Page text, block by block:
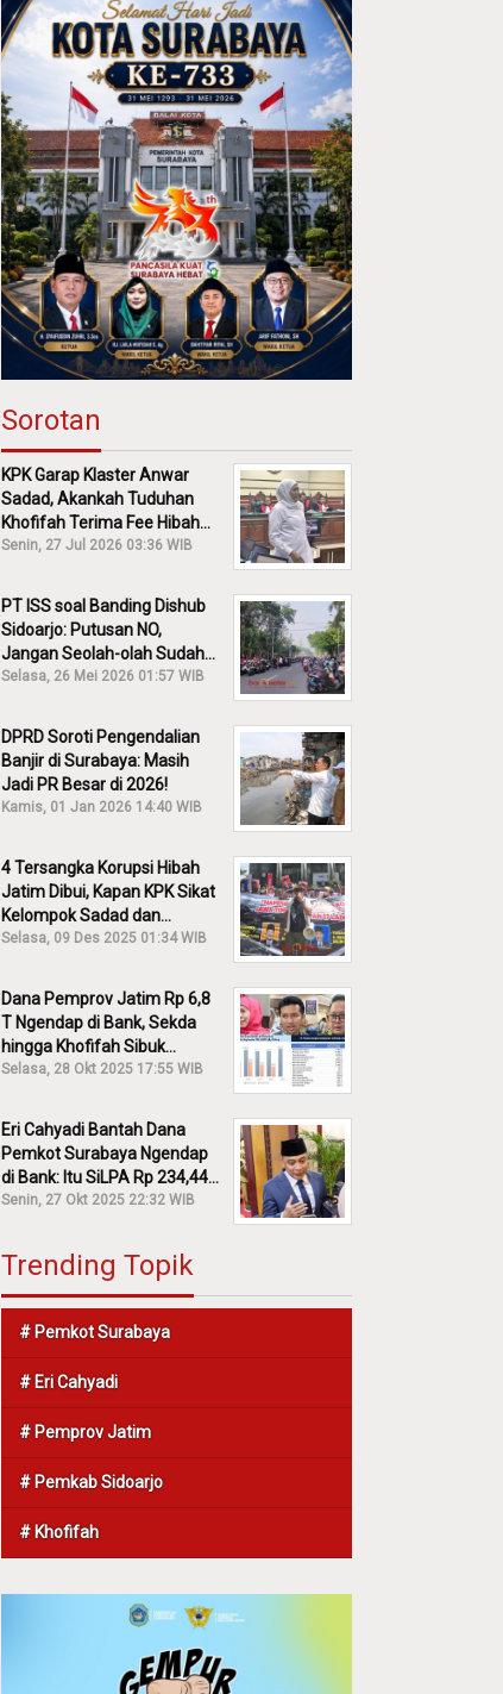
Sorotan
KPK Garap Klaster Anwar
Sadad, Akankah Tuduhan
Khofifah Terima Fee Hibah
30% Diusut?
Senin, 27 Jul 2026 03:36 WIB
PT ISS soal Banding Dishub
Sidoarjo: Putusan NO,
Jangan Seolah-olah Sudah
Menang!
Selasa, 26 Mei 2026 01:57 WIB
DPRD Soroti Pengendalian
Banjir di Surabaya: Masih
Jadi PR Besar di 2026!
Kamis, 01 Jan 2026 14:40 WIB
4 Tersangka Korupsi Hibah
Jatim Dibui, Kapan KPK Sikat
Kelompok Sadad dan
Iskandar?
Selasa, 09 Des 2025 01:34 WIB
Dana Pemprov Jatim Rp 6,8
T Ngendap di Bank, Sekda
hingga Khofifah Sibuk
Membantah!
Selasa, 28 Okt 2025 17:55 WIB
Eri Cahyadi Bantah Dana
Pemkot Surabaya Ngendap
di Bank: Itu SiLPA Rp 234,44
M!
Senin, 27 Okt 2025 22:32 WIB
Trending Topik
# Pemkot Surabaya
# Eri Cahyadi
# Pemprov Jatim
# Pemkab Sidoarjo
# Khofifah